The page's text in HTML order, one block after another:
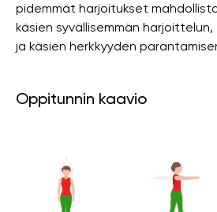
pidemmät harjoitukset
käsien syvällisemmän
ja käsien herkkyyden
Oppitunnin kaavio